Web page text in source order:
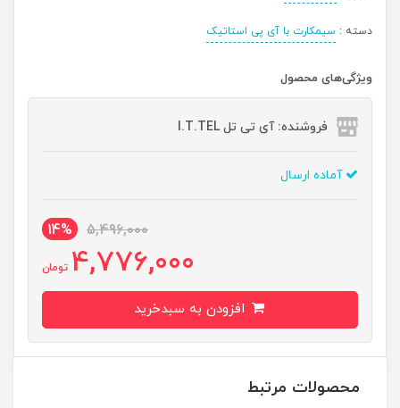
دسته : سیمکارت با آی پی استاتیک
ویژگی‌های محصول
فروشنده: آی تی تل I.T.TEL
آماده ارسال
5,496,000
14%
4,776,000 تومان
محصولات مرتبط